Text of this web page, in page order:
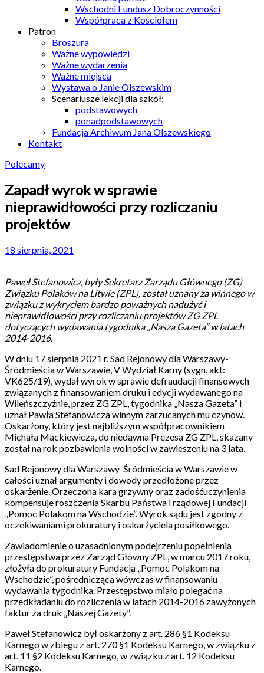
Wschodni Fundusz Dobroczynności
Współpraca z Kościołem
Patron
Broszura
Ważne wypowiedzi
Ważne wydarzenia
Ważne miejsca
Wystawa o Janie Olszewskim
Scenariusze lekcji dla szkół:
podstawowych
ponadpodstawowych
Fundacja Archiwum Jana Olszewskiego
Kontakt
Polecamy
Zapadł wyrok w sprawie
nieprawidłowości przy rozliczaniu
projektów
18 sierpnia, 2021
Paweł Stefanowicz, były Sekretarz Zarządu Głównego (ZG)
Związku Polaków na Litwie (ZPL), został uznany za winnego w
związku z wykryciem bardzo poważnych nadużyć i
nieprawidłowości przy rozliczaniu projektów ZG ZPL
dotyczących wydawania tygodnika „Nasza Gazeta” w latach
2014-2016.
W dniu 17 sierpnia 2021 r. Sad Rejonowy dla Warszawy-
Śródmieścia w Warszawie, V Wydział Karny (sygn. akt:
VK625/19), wydał wyrok w sprawie defraudacji finansowych
związanych z finansowaniem druku i edycji wydawanego na
Wileńszczyźnie, przez ZG ZPL, tygodnika „Nasza Gazeta” i
uznał Pawła Stefanowicza winnym zarzucanych mu czynów.
Oskarżony, który jest najbliższym współpracownikiem
Michała Mackiewicza, do niedawna Prezesa ZG ZPL, skazany
został na rok pozbawienia wolności w zawieszeniu na 3 lata.
Sad Rejonowy dla Warszawy-Śródmieścia w Warszawie w
całości uznał argumenty i dowody przedłożone przez
oskarżenie. Orzeczona kara grzywny oraz zadośćuczynienia
kompensuje roszczenia Skarbu Państwa i rządowej Fundacji
„Pomoc Polakom na Wschodzie”. Wyrok sądu jest zgodny z
oczekiwaniami prokuratury i oskarżyciela posiłkowego.
Zawiadomienie o uzasadnionym podejrzeniu popełnienia
przestępstwa przez Zarząd Główny ZPL, w marcu 2017 roku,
złożyła do prokuratury Fundacja „Pomoc Polakom na
Wschodzie”, pośrednicząca wówczas w finansowaniu
wydawania tygodnika. Przestępstwo miało polegać na
przedkładaniu do rozliczenia w latach 2014-2016 zawyżonych
faktur za druk „Naszej Gazety”.
Paweł Stefanowicz był oskarżony z art. 286 §1 Kodeksu
Karnego w zbiegu z art. 270 §1 Kodeksu Karnego, w związku z
art. 11 §2 Kodeksu Karnego, w związku z art. 12 Kodeksu
Karnego.